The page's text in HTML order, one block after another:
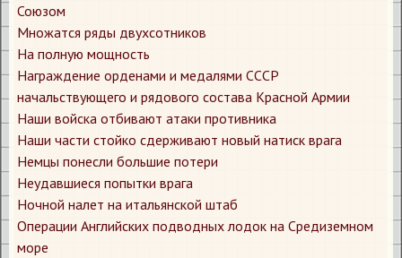
Союзом
Множатся ряды двухсотников
На полную мощность
Награждение орденами и медалями СССР
начальствующего и рядового состава Красной Армии
Наши войска отбивают атаки противника
Наши части стойко сдерживают новый натиск врага
Немцы понесли большие потери
Неудавшиеся попытки врага
Ночной налет на итальянской штаб
Операции Английских подводных лодок на Средиземном
море